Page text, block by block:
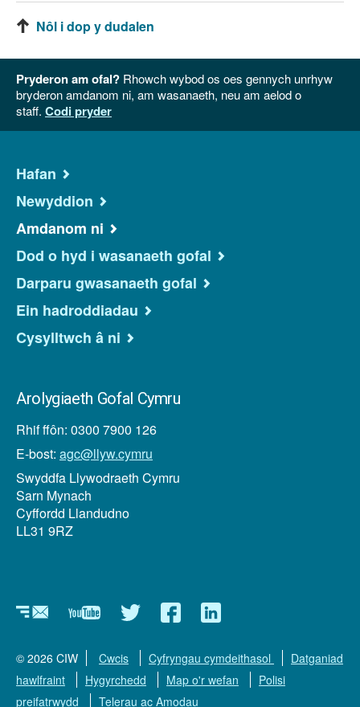
Nôl i dop y dudalen
Pryderon am ofal? Rhowch wybod os oes gennych unrhyw
bryderon amdanom ni, am wasanaeth, neu am aelod o
staff. Codi pryder
Hafan
Newyddion
Amdanom ni
Dod o hyd i wasanaeth gofal
Darparu gwasanaeth gofal
Ein hadroddiadau
Cysylltwch â ni
Arolygiaeth Gofal Cymru
Rhif ffôn: 0300 7900 126
E-bost: agc@llyw.cymru
Swyddfa Llywodraeth Cymru
Sarn Mynach
Cyffordd Llandudno
LL31 9RZ
Newyddlenni
YouTubeTwitterFacebookLinkedin
© 2026 CIW Cwcis Cyfryngau cymdeithasol
Datganiad
hawlfraint
Hygyrchedd Map o'r wefan
Polisi
preifatrwydd
Telerau ac Amodau